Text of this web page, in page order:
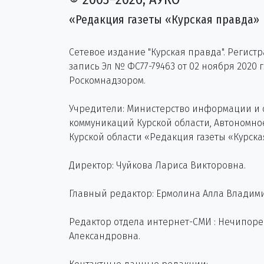
«Редакция газеты «Курская правда»
Сетевое издание "Курская правда".
запись Эл № ФС77-79463 от 02 ноября 2020
Роскомнадзором.
Учредители: Министерство информации и
коммуникаций Курской области,
Курской области «Редакция газеты
Директор: Чуйкова Лариса Викторовна.
Главный редактор: Ермолина Алла
Редактор отдела интернет-СМИ :
Александровна.